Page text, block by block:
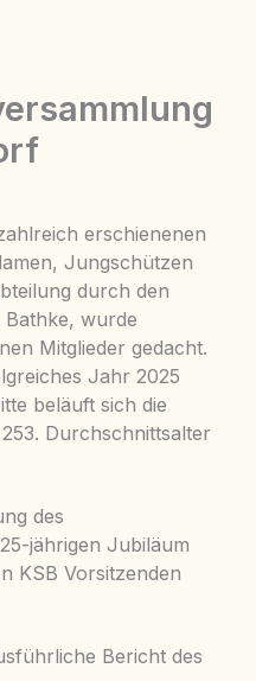
erschienenen
Jungschützen
durch den
Bathke, wurde
Mitglieder gedacht.
Jahr 2025
beläuft sich die
Durchschnittsalter
des
jährigen Jubiläum
KSB Vorsitzenden
Bericht des